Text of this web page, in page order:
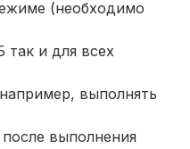
(необходимо
так и для всех
выполнять
выполнения